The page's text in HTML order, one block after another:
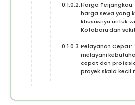
Harga
harga sewa yang
khususnya untuk
Kotabaru dan
Pelayanan Cepat:
melayani
cepat dan
proyek skala kecil